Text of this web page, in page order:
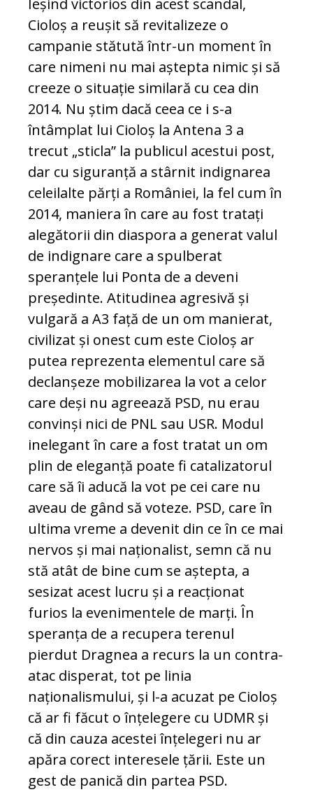
Ieșind victorios din acest scandal,
Cioloș a reușit să revitalizeze o
campanie stătută într-un moment în
care nimeni nu mai aștepta nimic și să
creeze o situație similară cu cea din
2014. Nu știm dacă ceea ce i s-a
întâmplat lui Cioloș la Antena 3 a
trecut „sticla” la publicul acestui post,
dar cu siguranță a stârnit indignarea
celeilalte părți a României, la fel cum în
2014, maniera în care au fost tratați
alegătorii din diaspora a generat valul
de indignare care a spulberat
speranțele lui Ponta de a deveni
președinte. Atitudinea agresivă și
vulgară a A3 față de un om manierat,
civilizat și onest cum este Cioloș ar
putea reprezenta elementul care să
declanșeze mobilizarea la vot a celor
care deși nu agreează PSD, nu erau
convinși nici de PNL sau USR. Modul
inelegant în care a fost tratat un om
plin de eleganță poate fi catalizatorul
care să îi aducă la vot pe cei care nu
aveau de gând să voteze. PSD, care în
ultima vreme a devenit din ce în ce mai
nervos și mai naționalist, semn că nu
stă atât de bine cum se aștepta, a
sesizat acest lucru și a reacționat
furios la evenimentele de marți. În
speranța de a recupera terenul
pierdut Dragnea a recurs la un contra-
atac disperat, tot pe linia
naționalismului, și l-a acuzat pe Cioloș
că ar fi făcut o înțelegere cu UDMR și
că din cauza acestei înțelegeri nu ar
apăra corect interesele țării. Este un
gest de panică din partea PSD.